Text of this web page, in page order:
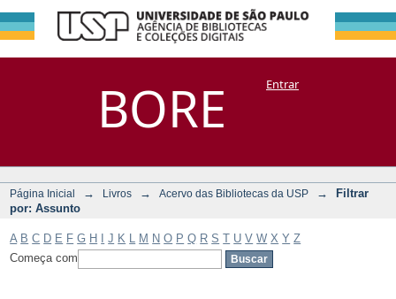
BORE
Filtrar por:
Assunto
DSpace/Manakin + CoriscoEntrar
Página Inicial → Livros → Acervo das Bibliotecas da USP →
Filtrar
por: Assunto
A B C D E F G H J K M N O P Q R S T U V W X Y Z
Começa com